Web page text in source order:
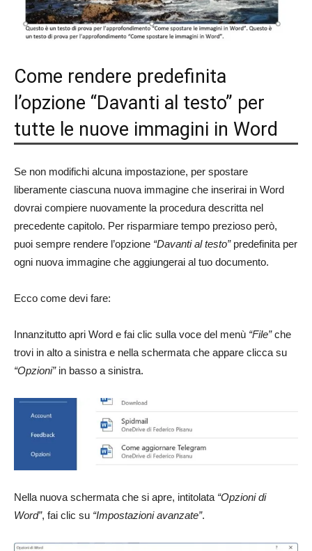
Come rendere predefinita
l’opzione “Davanti al testo” per
tutte le nuove immagini in Word
Se non modifichi alcuna impostazione, per spostare
liberamente ciascuna nuova immagine che inserirai in Word
dovrai compiere nuovamente la procedura descritta nel
precedente capitolo. Per risparmiare tempo prezioso però,
puoi sempre rendere l’opzione “Davanti al testo”predefinita per
ogni nuova immagine che aggiungerai al tuo documento.
Ecco come devi fare:
Innanzitutto apri Word e fai clic sulla voce del menù “File”che
trovi in alto a sinistra e nella schermata che appare clicca su
“Opzioni”in basso a sinistra.
Nella nuova schermata che si apre, intitolata “Opzioni di
Word”, fai clic su “Impostazioni avanzate”.